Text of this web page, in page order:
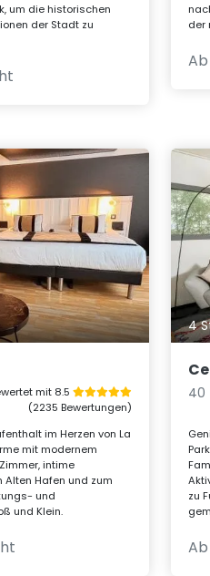
um die historischen
der Stadt zu
der
Ab
mit 8.5
(2235 Bewertungen)
im Herzen von La
mit modernem
intime
Alten Hafen und zum
und
und Klein.
4
40
zu
Ab